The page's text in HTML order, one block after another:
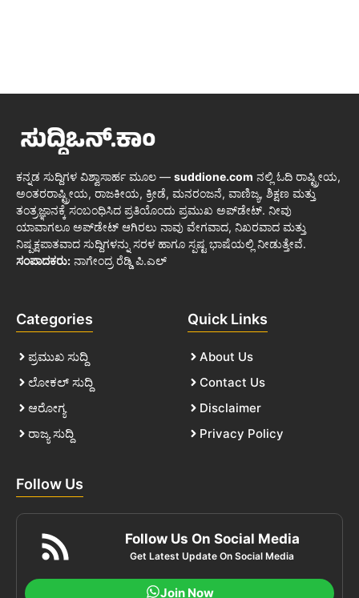
ಕನ್ನಡ ಸುದ್ದಿಗಳ ವಿಶ್ವಾಸಾರ್ಹ ಮೂಲ — suddione.com ನಲ್ಲಿ ಓದಿ ರಾಷ್ಟ್ರೀಯ,
ಅಂತರರಾಷ್ಟ್ರೀಯ, ರಾಜಕೀಯ, ಕ್ರೀಡೆ, ಮನರಂಜನೆ, ವಾಣಿಜ್ಯ, ಶಿಕ್ಷಣ ಮತ್ತು
ತಂತ್ರಜ್ಞಾನಕ್ಕೆ ಸಂಬಂಧಿಸಿದ ಪ್ರತಿಯೊಂದು ಪ್ರಮುಖ ಅಪ್‌ಡೇಟ್. ನೀವು
ಯಾವಾಗಲೂ ಅಪ್‌ಡೇಟ್ ಆಗಿರಲು ನಾವು ವೇಗವಾದ, ನಿಖರವಾದ ಮತ್ತು
ನಿಷ್ಪಕ್ಷಪಾತವಾದ ಸುದ್ದಿಗಳನ್ನು ಸರಳ ಹಾಗೂ ಸ್ಪಷ್ಟ ಭಾಷೆಯಲ್ಲಿ ನೀಡುತ್ತೇವೆ.
ಸಂಪಾದಕರು: ನಾಗೇಂದ್ರ ರೆಡ್ಡಿ ಪಿ.ಎಲ್
Categories
ಪ್ರಮುಖ ಸುದ್ದಿ
ಲೋಕಲ್ ಸುದ್ದಿ
ಆರೋಗ್ಯ
ರಾಜ್ಯ ಸುದ್ದಿ
Quick Links
About Us
Contact Us
Disclaimer
Privacy Policy
Follow Us
Follow Us On Social Media
Get Latest Update On Social Media
Join Now